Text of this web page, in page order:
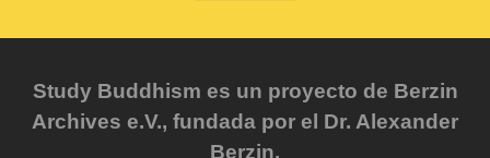
Study Buddhism es un proyecto de Berzin
Archives e.V., fundada por el Dr. Alexander
Berzin.